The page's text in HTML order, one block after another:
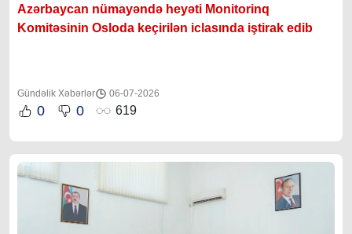
Azərbaycan nümayəndə heyəti Monitorinq
Komitəsinin Osloda keçirilən iclasında iştirak edib
Gündəlik Xəbərlər 06-07-2026
0 0 619